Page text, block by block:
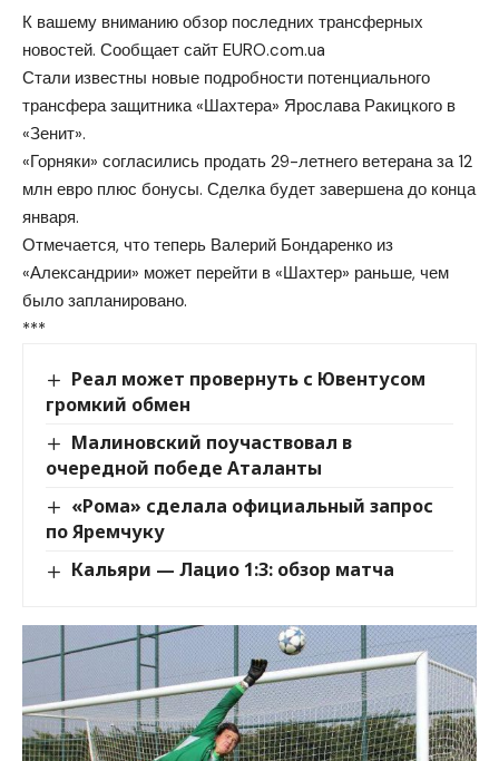
К вашему вниманию обзор последних трансферных
новостей. Сообщает сайт EURO.com.ua
Стали известны новые подробности потенциального
трансфера защитника «Шахтера» Ярослава Ракицкого в
«Зенит».
«Горняки» согласились продать 29-летнего ветерана за 12
млн евро плюс бонусы. Сделка будет завершена до конца
января.
Отмечается, что теперь Валерий Бондаренко из
«Александрии» может перейти в «Шахтер» раньше, чем
было запланировано.
***
Реал может провернуть с Ювентусом
громкий обмен
Малиновский поучаствовал в
очередной победе Аталанты
«Рома» сделала официальный запрос
по Яремчуку
Кальяри — Лацио 1:3: обзор матча